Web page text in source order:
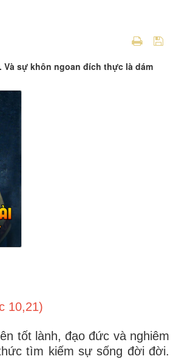
sự khôn ngoan đích thực là dám
10,21)
tốt lành, đạo đức và nghiêm
tìm kiếm sự sống đời đời.